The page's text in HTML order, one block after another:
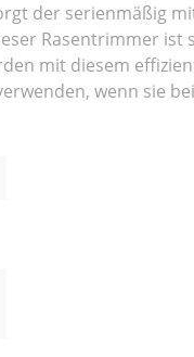
der serienmäßig
Rasentrimmer ist
mit diesem
wenn sie